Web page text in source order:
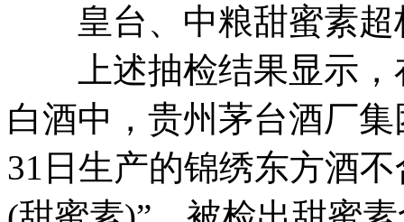
皇台、中粮甜蜜素超
上述抽检结果显示，
白酒中，贵州茅台酒厂
31日生产的锦绣东方酒